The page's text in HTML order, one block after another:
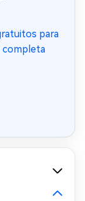
para
completa